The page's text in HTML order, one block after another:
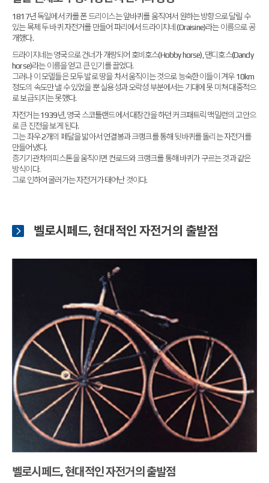
1817년 독일에서 카를 폰 드리이스는 앞바퀴를 움직여서 원하는 방향으로 달릴 수
있는 목제 두 바퀴 자전거를 만들어 파리에서 드라이지네 (Draisine)라는 이름으로 공
개했다.
드라이지네는 영국으로 건너가 개량되어 호비호스(Hobby horse), 댄디호스(Dandy
horse)라는 이름을 얻고 큰 인기를 끌었다.
그러나 이 모델들은 모두 발로 땅을 차서 움직이는 것으로 능숙한 이들이 겨우 10km
정도의 속도만 낼 수 있었을 뿐 실용성과 오락성 부분에서는 기대에 못 미쳐 대중적으
로 보급되지는 못했다.
자전거는 1939년, 영국 스코틀랜드에서 대장간을 하던 커크패트릭 맥밀런의 고안으
로 큰 진전을 보게 된다.
그는 좌우 2개의 페달을 밟아서 연결봉과 크랭크를 통해 뒷바퀴를 돌리는 자전거를
만들어냈다.
증기기관차의피스톤을 움직이면 컨로드와 크랭크를 통해 바퀴가 구르는 것과 같은
방식이다.
그로 인하여 굴러가는 자전거가 태어난 것이다.
벨로시페드, 현대적인 자전거의 출발점
벨로시페드, 현대적인 자전거의 출발점